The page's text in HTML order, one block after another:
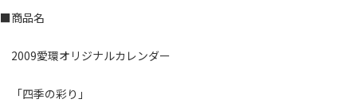
■商品名
2009愛環オリジナルカレンダー
「四季の彩り」